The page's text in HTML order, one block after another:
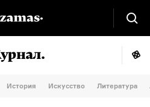
История Искусство Литература